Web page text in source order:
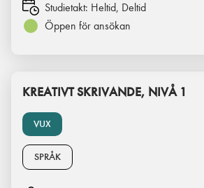
Studietakt: Heltid, Deltid
Öppen för ansökan
VUX
KREATIVT SKRIVANDE, NIVÅ 1
SPRÅK